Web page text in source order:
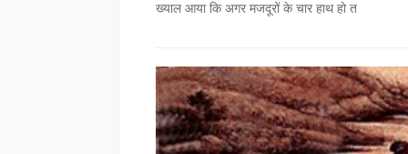
ख्याल आया कि अगर मजदूरों के चार हाथ हो त